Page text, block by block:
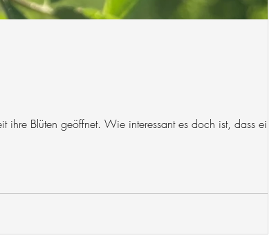
Blüten geöffnet. Wie interessant es doch ist, dass ein...